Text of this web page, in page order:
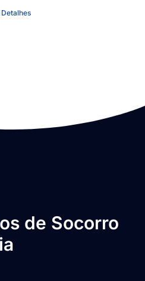
Detalhes
de Socorro